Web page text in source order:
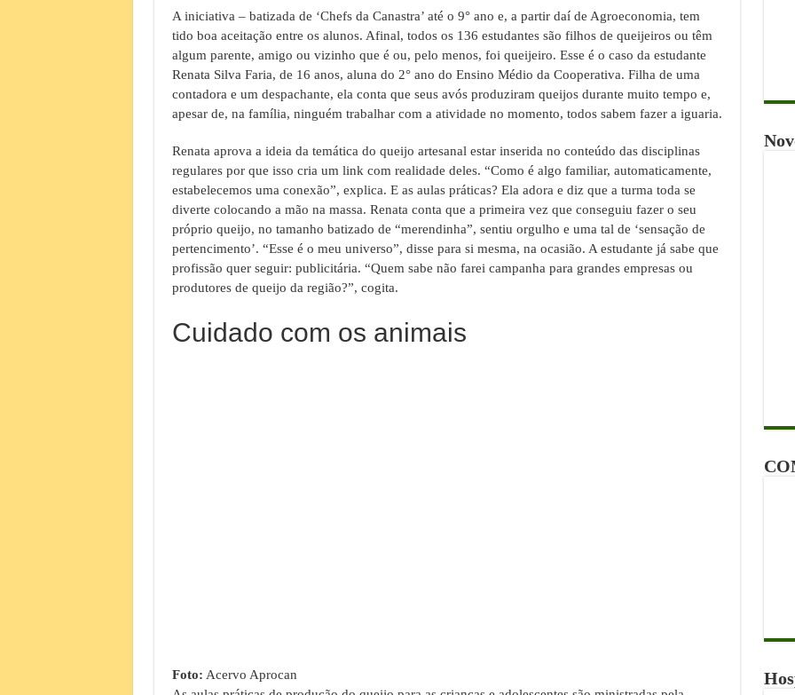
A iniciativa – batizada de ‘Chefs da Canastra’ até o 9° ano e, a partir daí de Agroeconomia, tem
tido boa aceitação entre os alunos. Afinal, todos os 136 estudantes são filhos de queijeiros ou têm
algum parente, amigo ou vizinho que é ou, pelo menos, foi queijeiro. Esse é o caso da estudante
Renata Silva Faria, de 16 anos, aluna do 2° ano do Ensino Médio da Cooperativa. Filha de uma
contadora e um despachante, ela conta que seus avós produziram queijos durante muito tempo e,
apesar de, na família, ninguém trabalhar com a atividade no momento, todos sabem fazer a iguaria.
Renata aprova a ideia da temática do queijo artesanal estar inserida no conteúdo das disciplinas
regulares por que isso cria um link com realidade deles. “Como é algo familiar, automaticamente,
estabelecemos uma conexão”, explica. E as aulas práticas? Ela adora e diz que a turma toda se
diverte colocando a mão na massa. Renata conta que a primeira vez que conseguiu fazer o seu
próprio queijo, no tamanho batizado de “merendinha”, sentiu orgulho e uma tal de ‘sensação de
pertencimento’. “Esse é o meu universo”, disse para si mesma, na ocasião. A estudante já sabe que
profissão quer seguir: publicitária. “Quem sabe não farei campanha para grandes empresas ou
produtores de queijo da região?”, cogita.
Cuidado com os animais
Foto: Acervo Aprocan